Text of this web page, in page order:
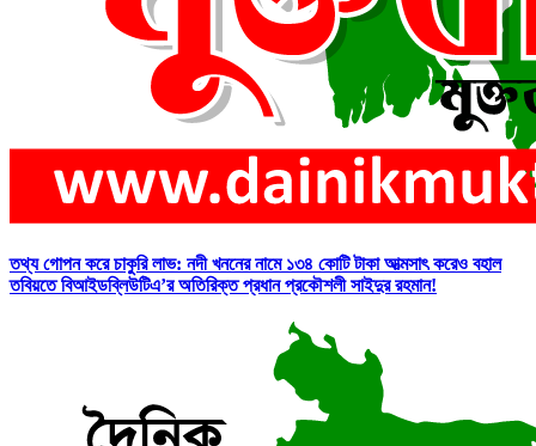
তথ্য গোপন করে চাকুরি লাভ: নদী খননের নামে ১৩৪ কোটি টাকা আত্মসাৎ করেও বহাল
তবিয়তে বিআইডব্লিউটিএ’র অতিরিক্ত প্রধান প্রকৌশলী সাইদুর রহমান!